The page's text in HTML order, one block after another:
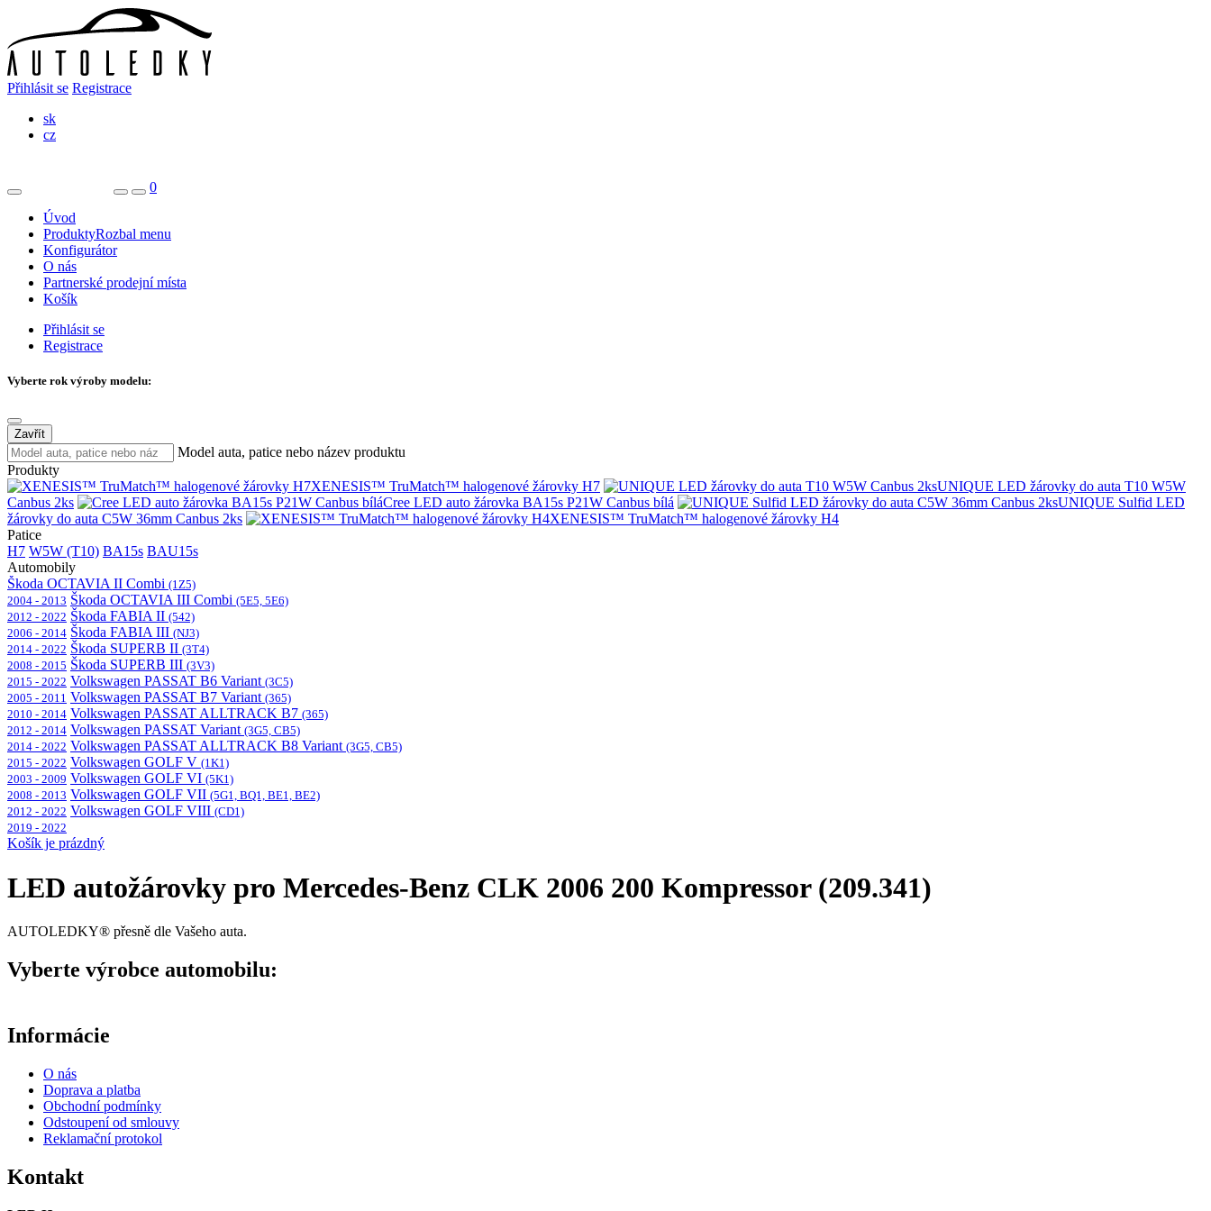
Přihlásit se Registrace
sk
cz
0
Úvod
ProduktyRozbal menu
Konfigurátor
O nás
Partnerské prodejní místa
Košík
Přihlásit se
Registrace
Vyberte rok výroby modelu:
Zavřít
Model auta, patice nebo název produktu
Produkty
XENESIS™ TruMatch™ halogenové žárovky H7
UNIQUE LED žárovky do auta T10 W5W
Canbus 2ks
Cree LED auto žárovka BA15s P21W Canbus bílá
UNIQUE Sulfid LED
žárovky do auta C5W 36mm Canbus 2ks
XENESIS™ TruMatch™ halogenové žárovky H4
Patice
H7 W5W (T10) BA15s BAU15s
Automobily
Škoda OCTAVIA II Combi (1Z5)
2004 - 2013 Škoda OCTAVIA III Combi (5E5, 5E6)
2012 - 2022 Škoda FABIA II (542)
2006 - 2014 Škoda FABIA III (NJ3)
2014 - 2022 Škoda SUPERB II (3T4)
2008 - 2015 Škoda SUPERB III (3V3)
2015 - 2022 Volkswagen PASSAT B6 Variant (3C5)
2005 - 2011 Volkswagen PASSAT B7 Variant (365)
2010 - 2014 Volkswagen PASSAT ALLTRACK B7 (365)
2012 - 2014 Volkswagen PASSAT Variant (3G5, CB5)
2014 - 2022 Volkswagen PASSAT ALLTRACK B8 Variant (3G5, CB5)
2015 - 2022 Volkswagen GOLF V (1K1)
2003 - 2009 Volkswagen GOLF VI (5K1)
2008 - 2013 Volkswagen GOLF VII (5G1, BQ1, BE1, BE2)
2012 - 2022 Volkswagen GOLF VIII (CD1)
2019 - 2022
Košík je prázdný
LED autožárovky pro Mercedes-Benz CLK 2006 200 Kompressor (209.341)
AUTOLEDKY® přesně dle Vašeho auta.
Vyberte výrobce automobilu:
Informácie
O nás
Doprava a platba
Obchodní podmínky
Odstoupení od smlouvy
Reklamační protokol
Kontakt